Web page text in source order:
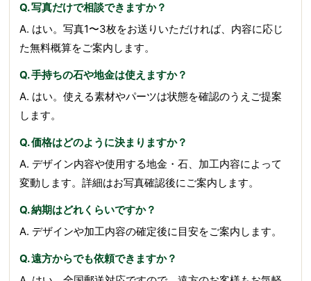
Q. 写真だけで相談できますか？
A. はい。写真1〜3枚をお送りいただければ、内容に応じ
た無料概算をご案内します。
Q. 手持ちの石や地金は使えますか？
A. はい。使える素材やパーツは状態を確認のうえご提案
します。
Q. 価格はどのように決まりますか？
A. デザイン内容や使用する地金・石、加工内容によって
変動します。詳細はお写真確認後にご案内します。
Q. 納期はどれくらいですか？
A. デザインや加工内容の確定後に目安をご案内します。
Q. 遠方からでも依頼できますか？